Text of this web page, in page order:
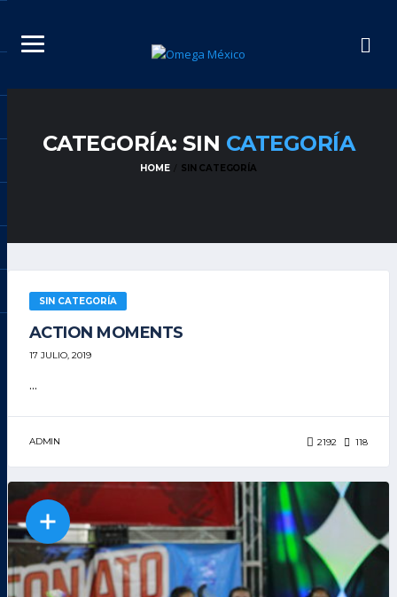
CATEGORÍA: SIN CATEGORÍA
HOME SIN CATEGORÍA
SIN CATEGORÍA
ACTION MOMENTS
17 JULIO, 2019
...
ADMIN 2192 118